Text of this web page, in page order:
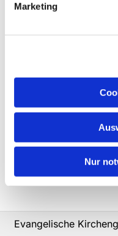
Marketing
Nur
Evangelische